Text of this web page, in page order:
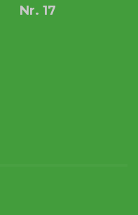
Nr. 17